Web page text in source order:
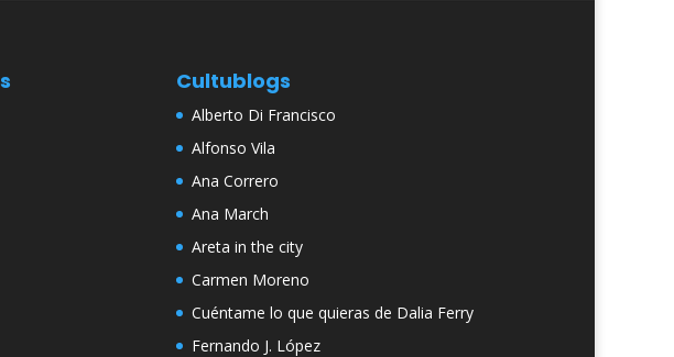
Cultublogs
Alberto Di Francisco
Alfonso Vila
Ana Correro
Ana March
Areta in the city
Carmen Moreno
Cuéntame lo que quieras de Dalia Ferry
Fernando J. López